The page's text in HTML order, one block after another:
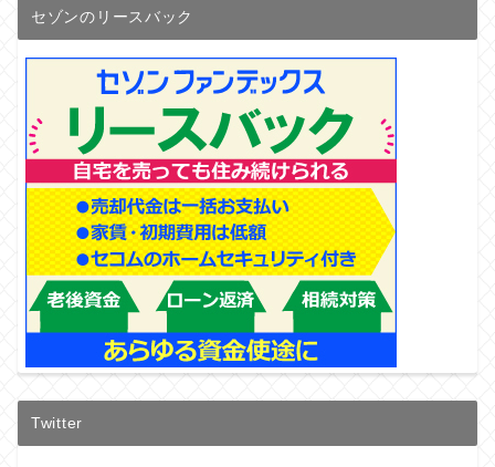
セゾンのリースバック
Twitter